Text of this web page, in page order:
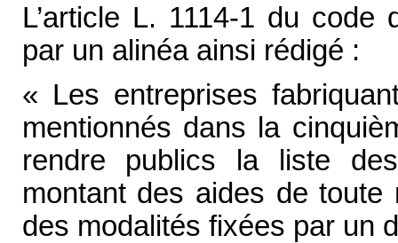
L’article L. 1114-1 du
par un alinéa ainsi rédigé :
« Les entreprises
mentionnés dans la
rendre publics la liste
montant des aides de toute
des modalités fixées par un